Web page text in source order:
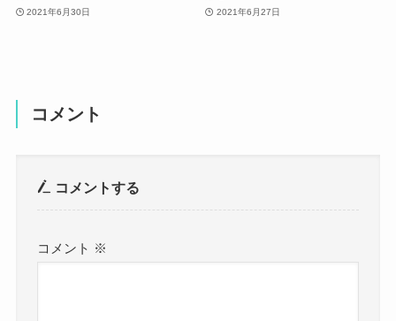
2021年6月30日 2021年6月27日
コメント
コメントする
コメント ※